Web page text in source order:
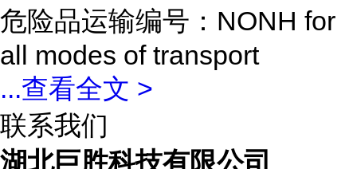
危险品运输编号：NONH for
all modes of transport
...查看全文 >
联系我们
湖北巨胜科技有限公司